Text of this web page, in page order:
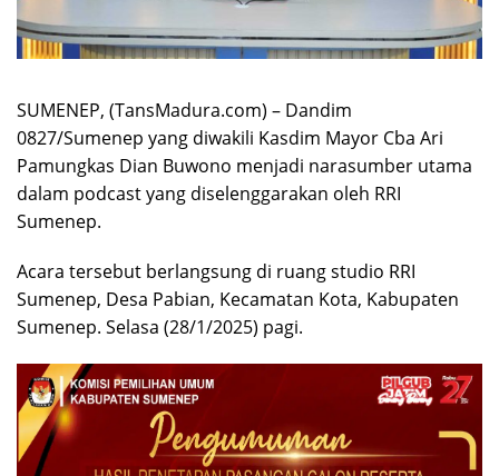
SUMENEP, (TansMadura.com) – Dandim
0827/Sumenep yang diwakili Kasdim Mayor Cba Ari
Pamungkas Dian Buwono menjadi narasumber utama
dalam podcast yang diselenggarakan oleh RRI
Sumenep.
Acara tersebut berlangsung di ruang studio RRI
Sumenep, Desa Pabian, Kecamatan Kota, Kabupaten
Sumenep. Selasa (28/1/2025) pagi.